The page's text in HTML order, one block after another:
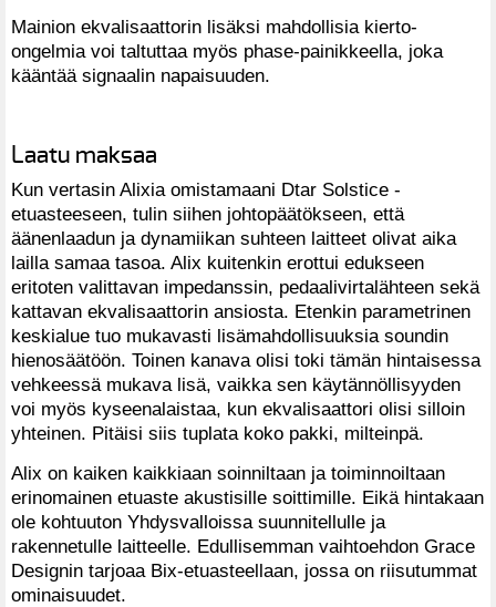
Mainion ekvalisaattorin lisäksi mahdollisia kierto-
ongelmia voi taltuttaa myös phase-painikkeella, joka
kääntää signaalin napaisuuden.
Laatu maksaa
Kun vertasin Alixia omistamaani Dtar Solstice -
etuasteeseen, tulin siihen johtopäätökseen, että
äänenlaadun ja dynamiikan suhteen laitteet olivat aika
lailla samaa tasoa. Alix kuitenkin erottui edukseen
eritoten valittavan impedanssin, pedaalivirtalähteen sekä
kattavan ekvalisaattorin ansiosta. Etenkin parametrinen
keskialue tuo mukavasti lisämahdollisuuksia soundin
hienosäätöön. Toinen kanava olisi toki tämän hintaisessa
vehkeessä mukava lisä, vaikka sen käytännöllisyyden
voi myös kyseenalaistaa, kun ekvalisaattori olisi silloin
yhteinen. Pitäisi siis tuplata koko pakki, milteinpä.
Alix on kaiken kaikkiaan soinniltaan ja toiminnoiltaan
erinomainen etuaste akustisille soittimille. Eikä hintakaan
ole kohtuuton Yhdysvalloissa suunnitellulle ja
rakennetulle laitteelle. Edullisemman vaihtoehdon Grace
Designin tarjoaa Bix-etuasteellaan, jossa on riisutummat
ominaisuudet.